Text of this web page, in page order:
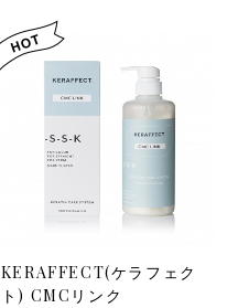
KERAFFECT(ケラフェク
ト) CMCリンク